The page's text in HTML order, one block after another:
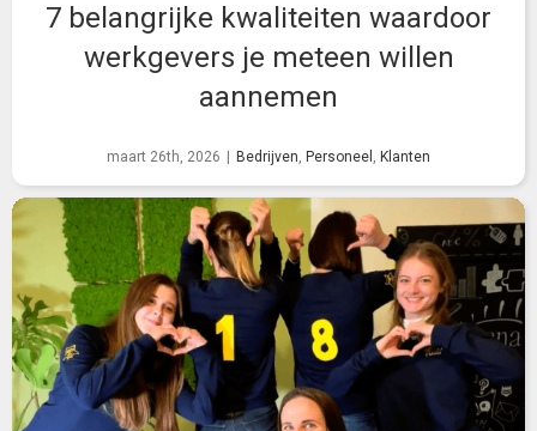
7 belangrijke kwaliteiten waardoor
werkgevers je meteen willen
aannemen
maart 26th, 2026 Bedrijven, Personeel , Klanten